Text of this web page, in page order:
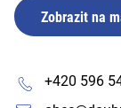
Zobrazit na
+420 596